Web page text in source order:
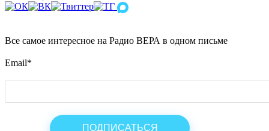
Все самое интересное на Радио ВЕРА в одном письме
Email*